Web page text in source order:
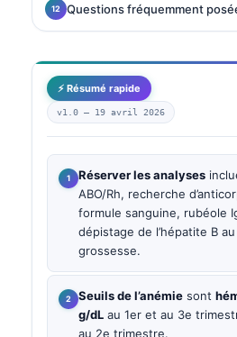
Questions fréquemment
⚡ Résumé rapide
v1.0 — 19 avril 2026
Réserver les analyses
ABO/Rh, recherche
formule sanguine, rubéole
dépistage de l’hépatite B
grossesse.
Seuils de l’anémie sont
g/dL au 1er et au 3e
au 2e trimestre.